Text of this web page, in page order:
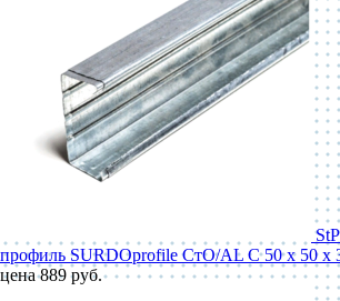
профиль SURDOprofile СтО/AL С 50 x 50 x
цена 889 руб.